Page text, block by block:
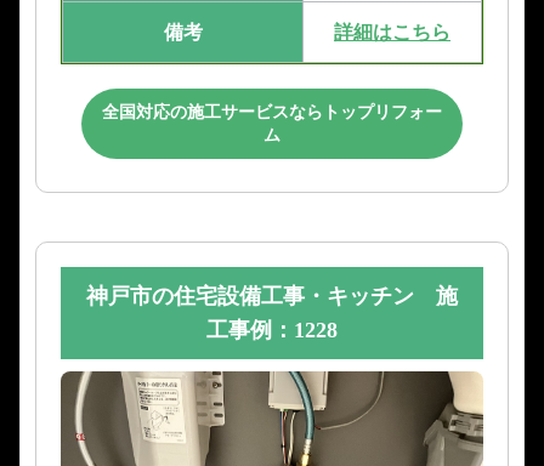
備考 詳細はこちら
全国対応の施工サービスならトップリフォー
ム
神戸市の住宅設備工事・キッチン 施
工事例：1228